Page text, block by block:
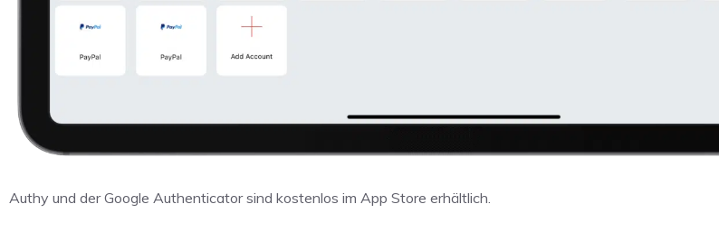
Authy und der Google Authenticator sind kostenlos im App Store erhältlich.